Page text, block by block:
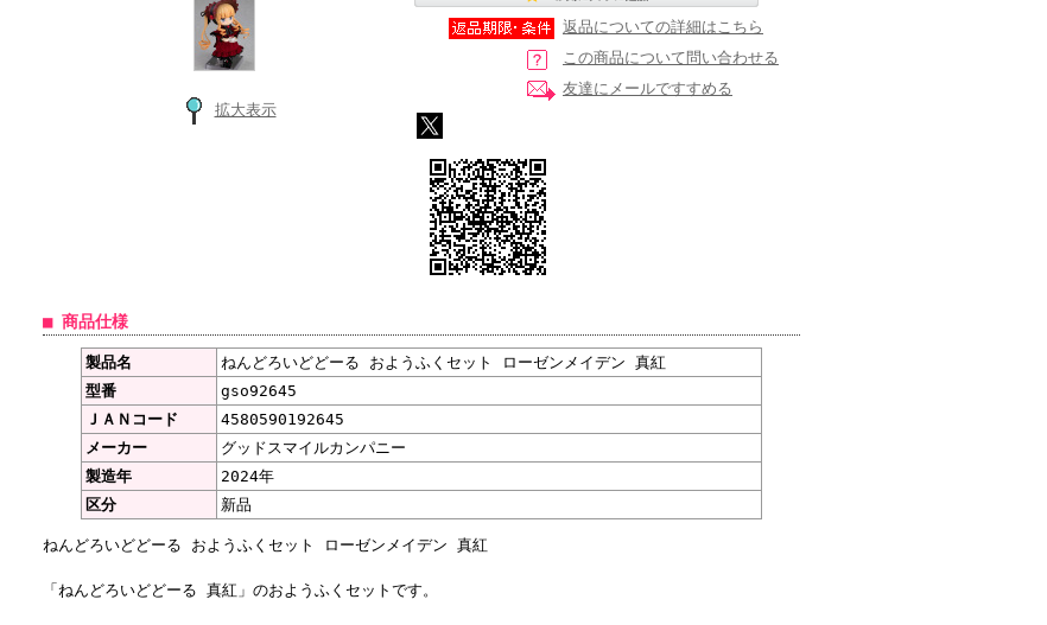
拡大表示
返品についての詳細はこちら
この商品について問い合わせる
友達にメールですすめる
■ 商品仕様
製品名
ねんどろいどどーる おようふくセット ローゼンメイデン 真紅
型番
gso92645
ＪＡＮコード
4580590192645
メーカー
グッドスマイルカンパニー
製造年
2024年
区分
新品
ねんどろいどどーる おようふくセット ローゼンメイデン 真紅
「ねんどろいどどーる 真紅」のおようふくセットです。